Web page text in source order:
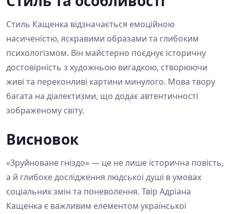
Стиль Кащенка відзначається емоційною
насиченістю, яскравими образами та глибоким
психологізмом. Він майстерно поєднує історичну
достовірність з художньою вигадкою, створюючи
живі та переконливі картини минулого. Мова твору
багата на діалектизми, що додає автентичності
зображеному світу.
Висновок
«Зруйноване гніздо» — це не лише історична повість,
а й глибоке дослідження людської душі в умовах
соціальних змін та поневолення. Твір Адріана
Кащенка є важливим елементом української